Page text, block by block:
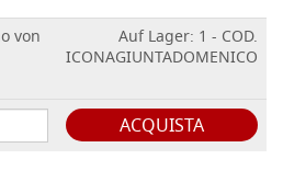
von
Auf Lager: 1 - COD.
ICONAGIUNTADOMENICO
ACQUISTA